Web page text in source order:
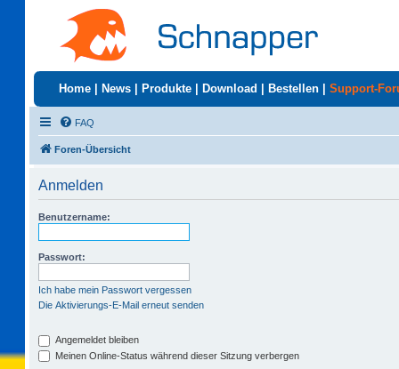
Home News Produkte Download Bestellen Support-
FAQ
Foren-Übersicht
Anmelden
Benutzername:
Passwort:
Ich habe mein Passwort vergessen
Die Aktivierungs-E-Mail erneut senden
Angemeldet bleiben
Meinen Online-Status während dieser Sitzung verbergen